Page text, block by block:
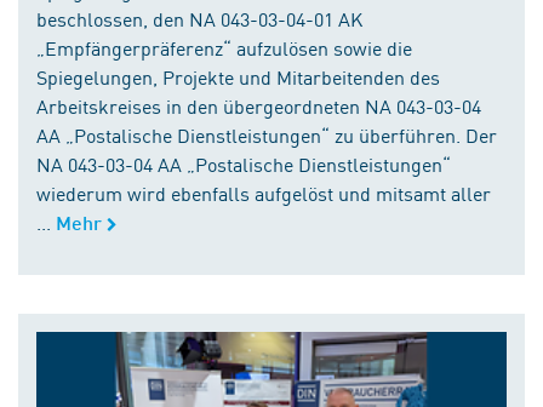
beschlossen, den NA 043-03-04-01 AK
„Empfängerpräferenz“ aufzulösen sowie die
Spiegelungen, Projekte und Mitarbeitenden des
Arbeitskreises in den übergeordneten NA 043-03-04
AA „Postalische Dienstleistungen“ zu überführen. Der
NA 043-03-04 AA „Postalische Dienstleistungen“
wiederum wird ebenfalls aufgelöst und mitsamt aller
Mehr